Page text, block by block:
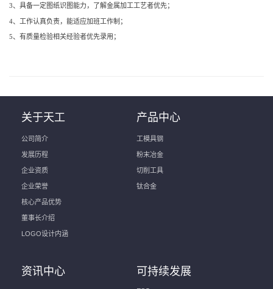
3、具备一定图纸识图能力，了解金属加工工艺者优先；
4、工作认真负责，能适应加班工作制；
5、有质量检验相关经验者优先录用；
关于天工
公司简介
发展历程
企业资质
企业荣誉
核心产品优势
董事长介绍
LOGO设计内涵
产品中心
工模具钢
粉末冶金
切削工具
钛合金
资讯中心 可持续发展